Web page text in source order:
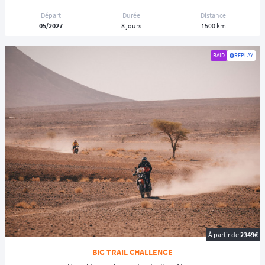
Sécurité et organisation : des éléments essentiels
Contrairement aux idées reçues, un
logistique rigoureuse
◾️ équipes d’assistance mécanique,
◾️ encadrement professionnel,
◾️ suivi GPS et balises de géolocalisation,
◾️ équipes médicales,
◾️ briefings quotidiens.
👍 Ces dispositifs permettent de vivre uneaventure intense
tout en
évoluant dans uncadre sécurisé.
🤔 Pourquoi participer à un raid ?
Participer à un raid, c’est :
◾️ vivre une aventure hors du commun,
◾️ sortir de sa zone de confort,
Départ
05/2027
Durée
8 jours
Distance
1500 km
RAID REPLAY
À partir de2349€
BIG TRAIL CHALLENGE